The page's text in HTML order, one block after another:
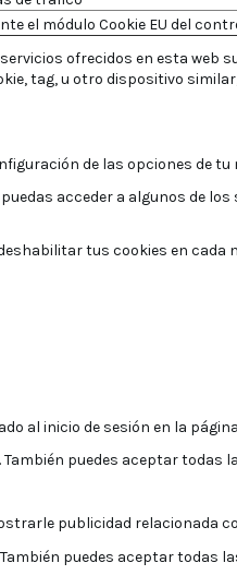
el módulo Cookie EU del
ofrecidos en esta
tag, u otro dispositivo
de las opciones de tu
acceder a algunos de
tus cookies en cada
al inicio de sesión en la
puedes aceptar
publicidad relacionada
puedes aceptar todas